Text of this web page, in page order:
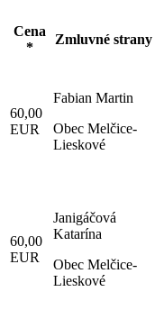
Cena
*
Zmluvné strany
60,00
EUR
Fabian Martin
Obec Melčice-
Lieskové
60,00
EUR
Janigáčová
Katarína
Obec Melčice-
Lieskové